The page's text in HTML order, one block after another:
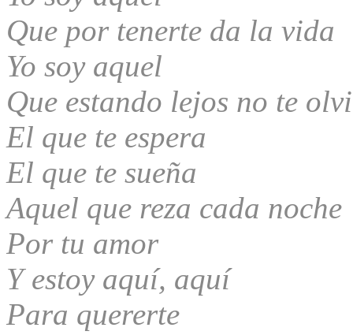
Que por tenerte da la vida
Yo soy aquel
Que estando lejos no te
El que te espera
El que te sueña
Aquel que reza cada noche
Por tu amor
Y estoy aquí, aquí
Para quererte